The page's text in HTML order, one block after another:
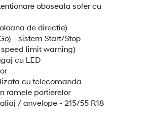
oboseala sofer cu
de directie)
- sistem Start/Stop
speed limit warning)
cu LED
cu telecomanda
ramele portierelor
/ anvelope - 215/55 R18